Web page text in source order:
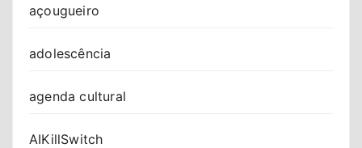
açougueiro
adolescência
agenda cultural
AIKillSwitch